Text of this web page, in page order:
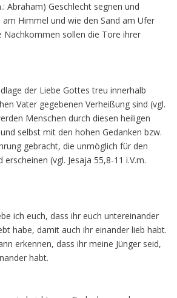
Abraham) Geschlecht segnen und
Himmel und wie den Sand am Ufer
Nachkommen sollen die Tore ihrer
der Liebe Gottes treu innerhalb
Vater gegebenen Verheißung sind (vgl.
Menschen durch diesen heiligen
selbst mit den hohen Gedanken bzw.
gebracht, die unmöglich für den
(vgl. Jesaja 55,8-11 i.V.m.
ich euch, dass ihr euch untereinander
habe, damit auch ihr einander lieb habt.
erkennen, dass ihr meine Jünger seid,
habt.